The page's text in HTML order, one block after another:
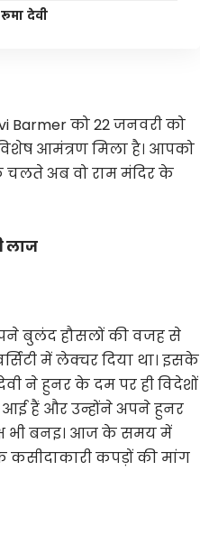
देवी
Barmer को 22 जनवरी को
विशेष आमंत्रण मिला है। आपको
चलते अब वो राम मंदिर के
लाज
बुलंद हौसलों की वजह से
में लेक्चर दिया था। इसके
ने हुनर के दम पर ही विदेशों
हैं और उन्होंने अपने हुनर
भी बनइ। आज के समय में
कसीदाकारी कपड़ों की मांग